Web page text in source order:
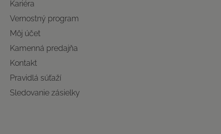
Kariéra
Vernostný program
Môj účet
Kamenná predajňa
Kontakt
Pravidlá súťaží
Sledovanie zásielky